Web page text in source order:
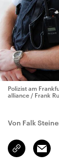
Polizist am
alliance / Frank
Von Falk
Link
kopieren/teilen
Email